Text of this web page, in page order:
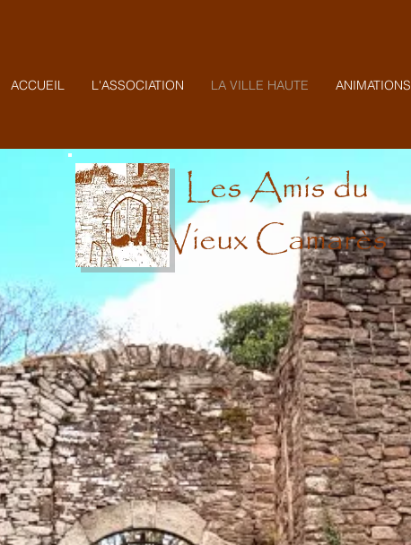
ACCUEIL L'ASSOCIATION LA VILLE HAUTE ANIMATIONS
Les Amis du
Vieux Camarès